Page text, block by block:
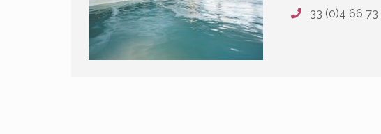
33 (0)4 66